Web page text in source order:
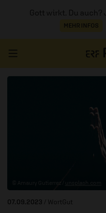
Gott wirkt. Du auch?
MEHR INFOS
© Amaury Gutierrez /
07.09.2023 / WortGut